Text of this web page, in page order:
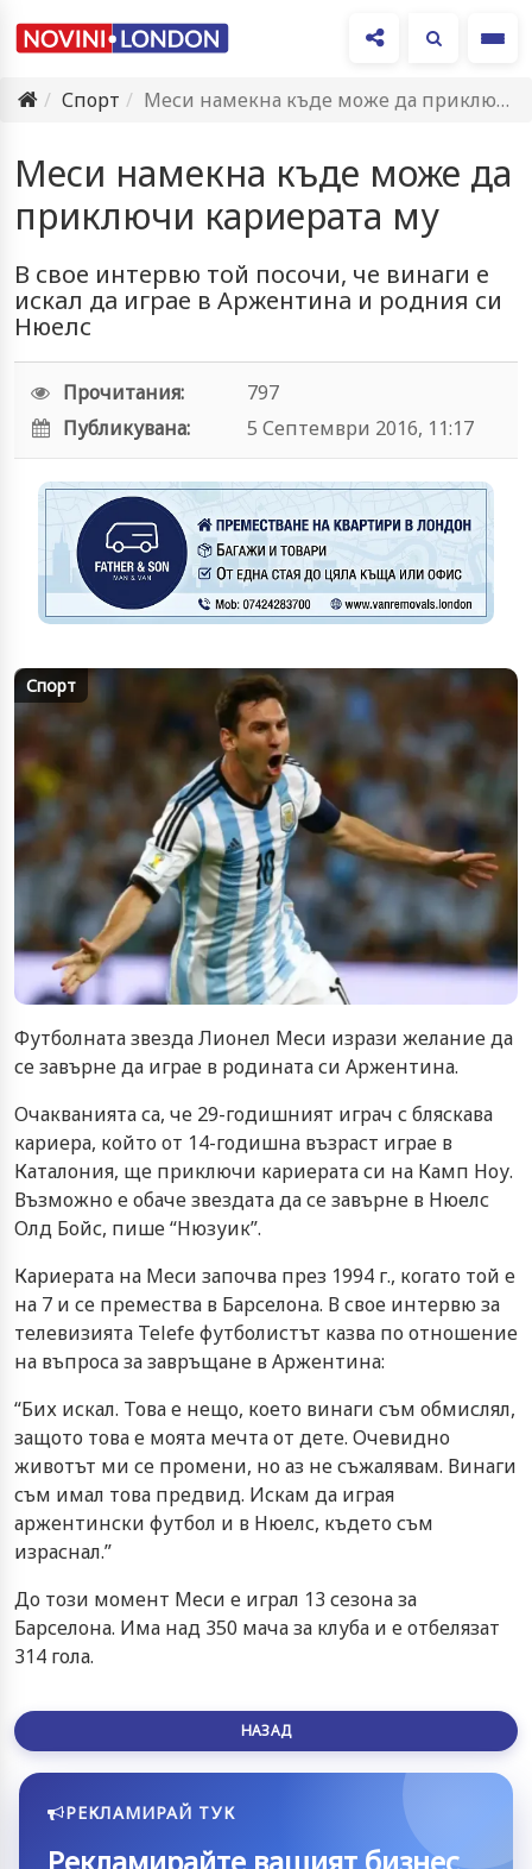
Спорт
Меси намекна къде може да приключи кариерата му
Меси намекна къде може да
приключи кариерата му
В свое интервю той посочи, че винаги е
искал да играе в Аржентина и родния си
Нюелс
Прочитания:
797
Публикувана:
5 Септември 2016, 11:17
Спорт
Футболната звезда Лионел Меси изрази желание да
се завърне да играе в родината си Аржентина.
Очакванията са, че 29-годишният играч с бляскава
кариера, който от 14-годишна възраст играе в
Каталония, ще приключи кариерата си на Камп Ноу.
Възможно е обаче звездата да се завърне в Нюелс
Олд Бойс, пише “Нюзуик”.
Кариерата на Меси започва през 1994 г., когато той е
на 7 и се премества в Барселона. В свое интервю за
телевизията Telefe футболистът казва по отношение
на въпроса за завръщане в Аржентина:
“Бих искал. Това е нещо, което винаги съм обмислял,
защото това е моята мечта от дете. Очевидно
животът ми се промени, но аз не съжалявам. Винаги
съм имал това предвид. Искам да играя
аржентински футбол и в Нюелс, където съм
израснал.”
До този момент Меси е играл 13 сезона за
Барселона. Има над 350 мача за клуба и е отбелязат
314 гола.
НАЗАД
РЕКЛАМИРАЙ ТУК
Рекламирайте вашият бизнес